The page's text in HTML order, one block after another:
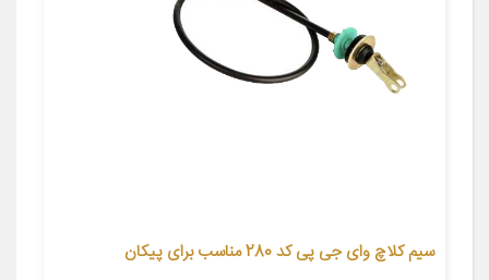
سیم کلاچ وای جی پی کد 280 مناسب برای پیکان